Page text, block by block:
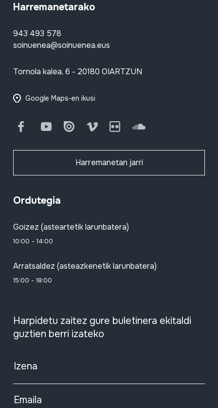
Harremanetarako
943 493 578
soinuenea@soinuenea.eus
Tornola kalea, 6 - 20180 OIARTZUN
Google Maps-en ikusi
FacebookYoutube Issuu Vimeo Flickr SoundCloud
Harremanetan jarri
Ordutegia
Goizez (asteartetik larunbatera)
10:00 - 14:00
Arratsaldez (asteazkenetik larunbatera)
15:00 - 18:00
Harpidetu zaitez gure buletinera ekitaldi
guztien berri izateko
Izena
Emaila